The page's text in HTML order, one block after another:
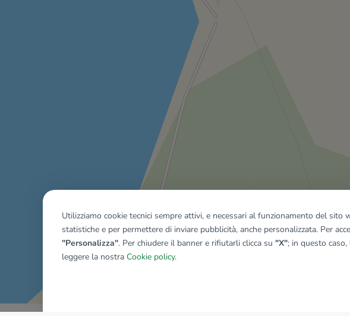
Mostra tutti gli immobili del riquadro
Utilizziamo cookie tecnici sempre attivi, e necessari al funzionamento del
statistiche e per permettere di inviare pubblicità, anche personalizzata. Per
"Personalizza". Per chiudere il banner e rifiutarli clicca su "X"; in questo
leggere la nostra Cookie policy.